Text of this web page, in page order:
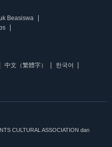
Beasiswa
中文（繁體字）
한국어
CULTURAL ASSOCIATION dan